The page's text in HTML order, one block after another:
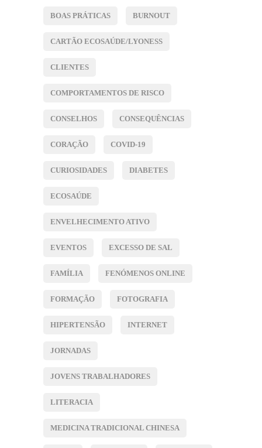
BOAS PRÁTICAS BURNOUT
CARTÃO ECOSAÚDE/LYONESS
CLIENTES
COMPORTAMENTOS DE RISCO
CONSELHOS CONSEQUÊNCIAS
CORAÇÃO COVID-19
CURIOSIDADES DIABETES
ECOSAÚDE
ENVELHECIMENTO ATIVO
EVENTOS EXCESSO DE SAL
FAMÍLIA FENÓMENOS ONLINE
FORMAÇÃO FOTOGRAFIA
HIPERTENSÃO INTERNET
JORNADAS
JOVENS TRABALHADORES
LITERACIA
MEDICINA TRADICIONAL CHINESA